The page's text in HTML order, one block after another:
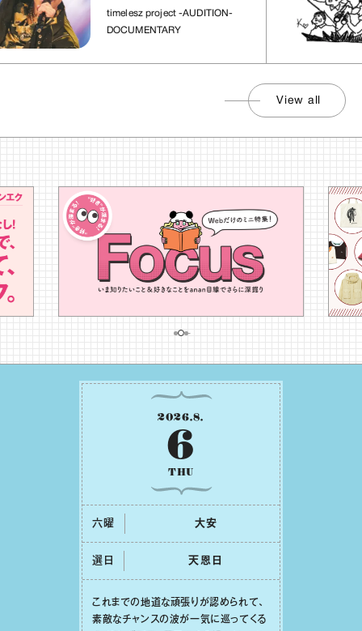
れた場所」
timelesz project -AUDITION-
DOCUMENTARY
View all
2026.8.
6
THU
六曜 ⼤安
選日 天恩⽇
これまでの地道な頑張りが認められて、
素敵なチャンスの波が⼀気に巡ってくる